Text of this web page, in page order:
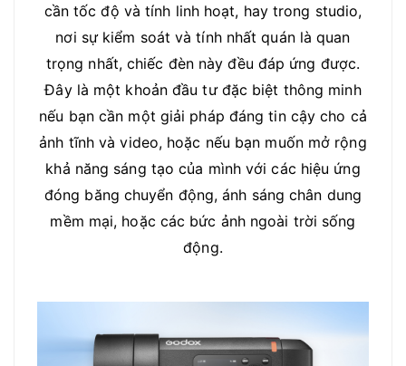
cần tốc độ và tính linh hoạt, hay trong studio,
nơi sự kiểm soát và tính nhất quán là quan
trọng nhất, chiếc đèn này đều đáp ứng được.
Đây là một khoản đầu tư đặc biệt thông minh
nếu bạn cần một giải pháp đáng tin cậy cho cả
ảnh tĩnh và video, hoặc nếu bạn muốn mở rộng
khả năng sáng tạo của mình với các hiệu ứng
đóng băng chuyển động, ánh sáng chân dung
mềm mại, hoặc các bức ảnh ngoài trời sống
động.